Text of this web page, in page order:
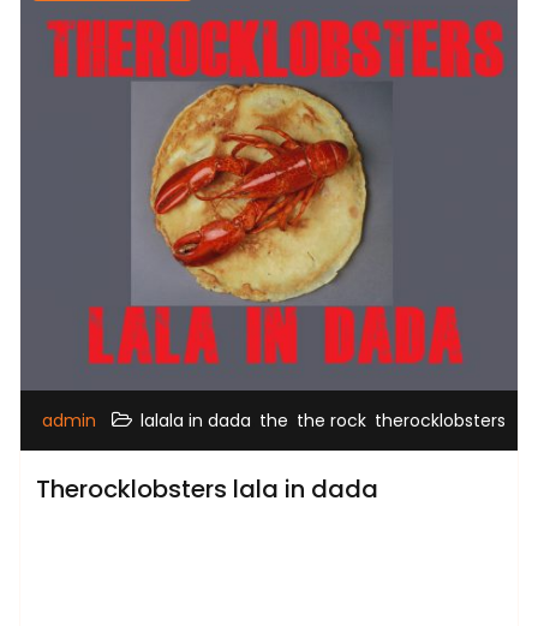
admin lalala in dada the the rock therocklobsters
Therocklobsters lala in dada